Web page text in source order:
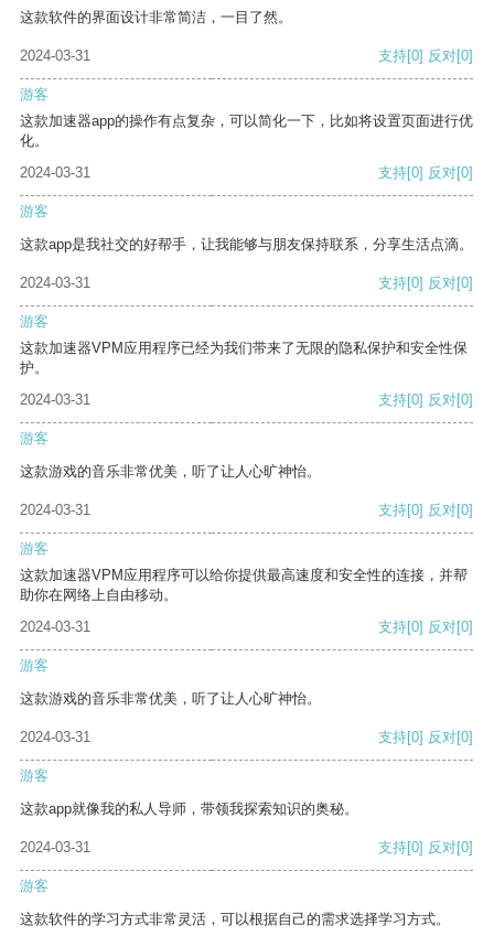
这款软件的界面设计非常简洁，一目了然。
2024-03-31 支持[0] 反对[0]
游客
这款加速器app的操作有点复杂，可以简化一下，比如将设置页面进行优
化。
2024-03-31
支持[0] 反对[0]
游客
这款app是我社交的好帮手，让我能够与朋友保持联系，分享生活点滴。
2024-03-31 支持[0] 反对[0]
游客
这款加速器VPM应用程序已经为我们带来了无限的隐私保护和安全性保
护。
2024-03-31
支持[0] 反对[0]
游客
这款游戏的音乐非常优美，听了让人心旷神怡。
2024-03-31 支持[0] 反对[0]
游客
这款加速器VPM应用程序可以给你提供最高速度和安全性的连接，并帮
助你在网络上自由移动。
2024-03-31
支持[0] 反对[0]
游客
这款游戏的音乐非常优美，听了让人心旷神怡。
2024-03-31 支持[0] 反对[0]
游客
这款app就像我的私人导师，带领我探索知识的奥秘。
2024-03-31 支持[0] 反对[0]
游客
这款软件的学习方式非常灵活，可以根据自己的需求选择学习方式。